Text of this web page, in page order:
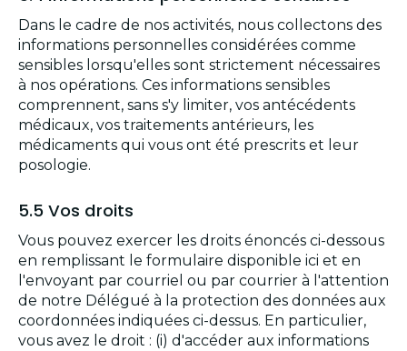
Dans le cadre de nos activités, nous collectons des
informations personnelles considérées comme
sensibles lorsqu'elles sont strictement nécessaires
à nos opérations. Ces informations sensibles
comprennent, sans s'y limiter, vos antécédents
médicaux, vos traitements antérieurs, les
médicaments qui vous ont été prescrits et leur
posologie.
5.5 Vos droits
Vous pouvez exercer les droits énoncés ci-dessous
en remplissant le formulaire disponible ici et en
l'envoyant par courriel ou par courrier à l'attention
de notre Délégué à la protection des données aux
coordonnées indiquées ci-dessus. En particulier,
vous avez le droit : (i) d'accéder aux informations